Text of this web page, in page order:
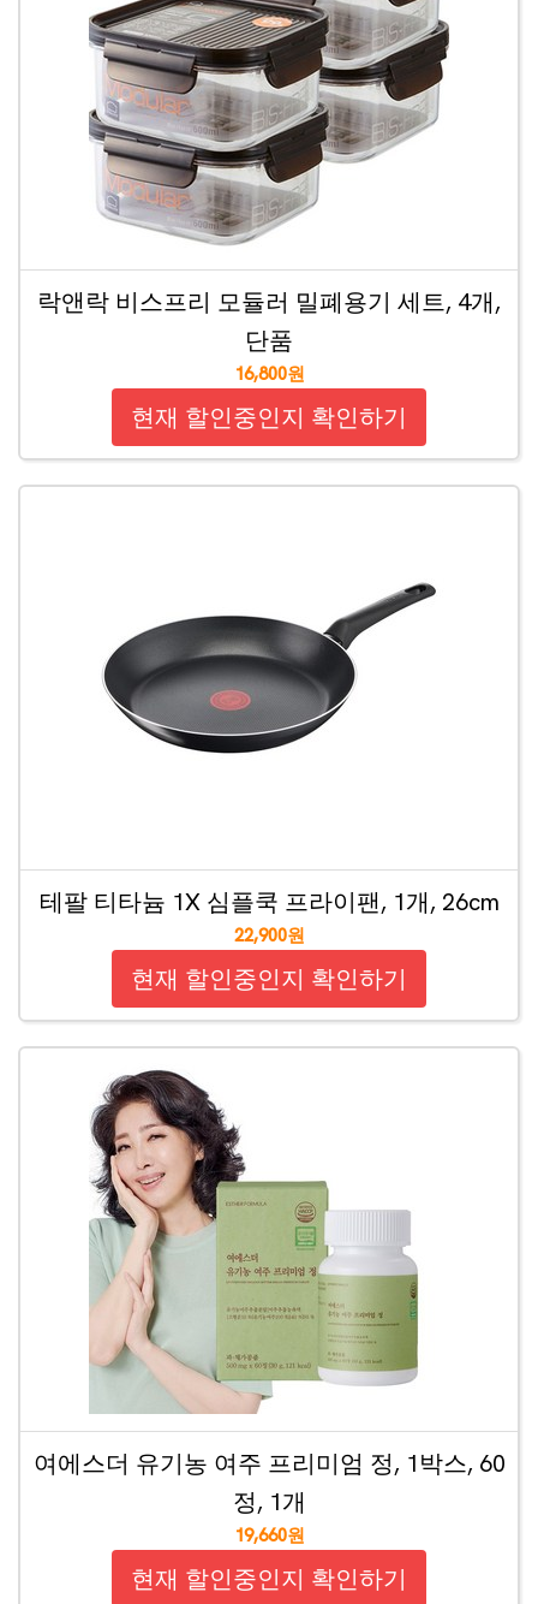
락앤락 비스프리 모듈러 밀폐용기 세트, 4개,
단품
16,800원
현재 할인중인지 확인하기
테팔 티타늄 1X 심플쿡 프라이팬, 1개, 26cm
22,900원
현재 할인중인지 확인하기
여에스더 유기농 여주 프리미엄 정, 1박스, 60
정, 1개
19,660원
현재 할인중인지 확인하기